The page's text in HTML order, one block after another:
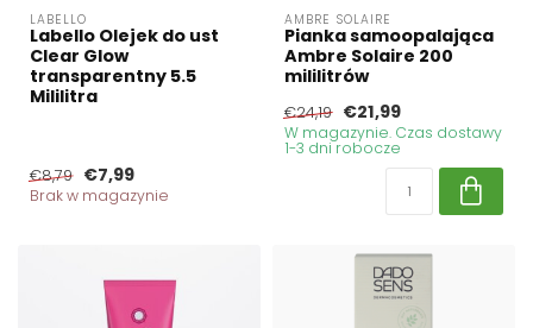
LABELLO
Labello Olejek do ust
Clear Glow
transparentny 5.5
Mililitra
€8,79 €7,99
Brak w magazynie
AMBRE SOLAIRE
Pianka samoopalająca
Ambre Solaire 200
mililitrów
€24,19 €21,99
W magazynie. Czas dostawy
1-3 dni robocze